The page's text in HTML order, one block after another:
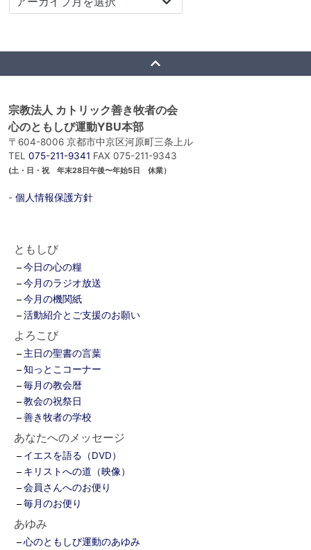
宗教法人 カトリック善き牧者の会
心のともしび運動YBU本部
〒604-8006 京都市中京区河原町三条上ル
TEL 075-211-9341 FAX 075-211-9343
(土・日・祝 年末28日午後〜年始5日 休業）
- 個人情報保護方針
ともしび
今日の心の糧
今月のラジオ放送
今月の機関紙
活動紹介とご支援のお願い
よろこび
主日の聖書の言葉
知っとこコーナー
毎月の教会暦
教会の祝祭日
善き牧者の学校
あなたへのメッセージ
イエスを語る（DVD）
キリストへの道（映像）
会員さんへのお便り
毎月のお便り
あゆみ
心のともしび運動のあゆみ